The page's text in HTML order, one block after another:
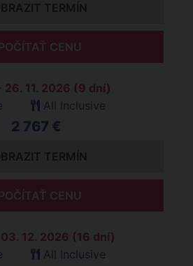
TERMÍN
CENU
26. 11. 2026 (9 dní)
All Inclusive
2 767 €
TERMÍN
CENU
03. 12. 2026 (16 dní)
All Inclusive